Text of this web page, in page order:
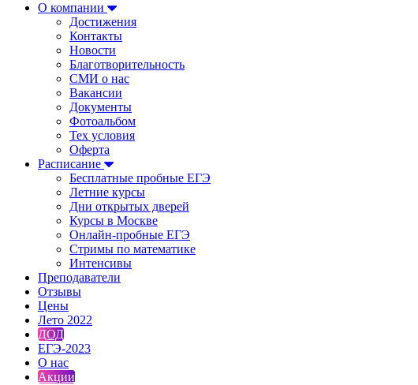
О компании
Достижения
Контакты
Новости
Благотворительность
СМИ о нас
Вакансии
Документы
Фотоальбом
Тех условия
Оферта
Расписание
Бесплатные пробные ЕГЭ
Летние курсы
Дни открытых дверей
Курсы в Москве
Онлайн-пробные ЕГЭ
Стримы по математике
Интенсивы
Преподаватели
Отзывы
Цены
Лето 2022
ДОД
ЕГЭ-2023
О нас
Акции